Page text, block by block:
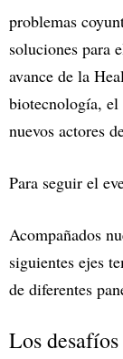
problemas
soluciones para
avance de la
biotecnología,
nuevos actores
Para seguir el
Acompañados
siguientes ejes
de diferentes
Los